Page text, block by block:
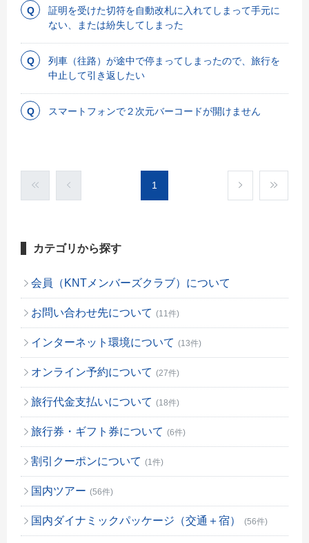
証明を受けた切符を自動改札に入れてしまって手元に
ない、または紛失してしまった
列車（往路）が途中で停まってしまったので、旅行を
中止して引き返したい
スマートフォンで２次元バーコードが開けません
1
カテゴリから探す
会員（KNTメンバーズクラブ）について
お問い合わせ先について (11件)
インターネット環境について (13件)
オンライン予約について (27件)
旅行代金支払いについて (18件)
旅行券・ギフト券について (6件)
割引クーポンについて (1件)
国内ツアー (56件)
国内ダイナミックパッケージ（交通＋宿） (56件)